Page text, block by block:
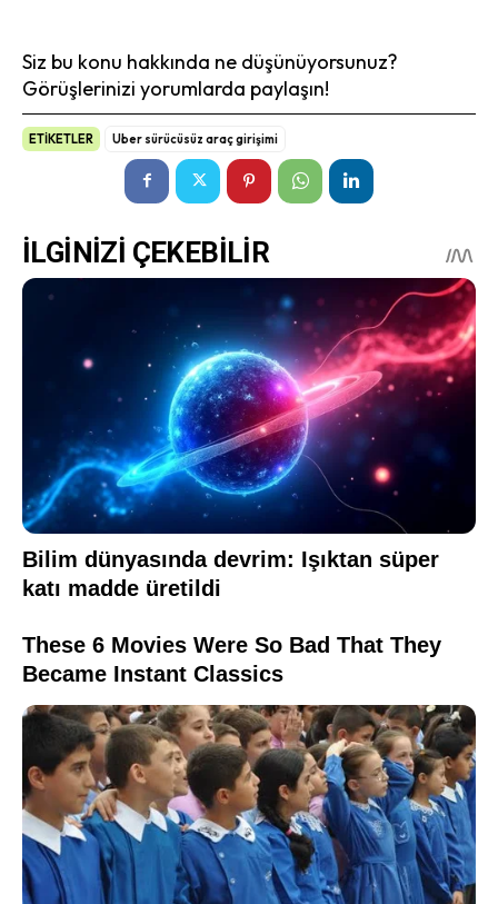
Siz bu konu hakkında ne düşünüyorsunuz?
Görüşlerinizi yorumlarda paylaşın!
ETİKETLER Uber sürücüsüz araç girişimi